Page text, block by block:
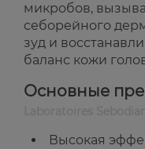
микробов,
себорейного
зуд и
баланс кожи
Основные
Высокая